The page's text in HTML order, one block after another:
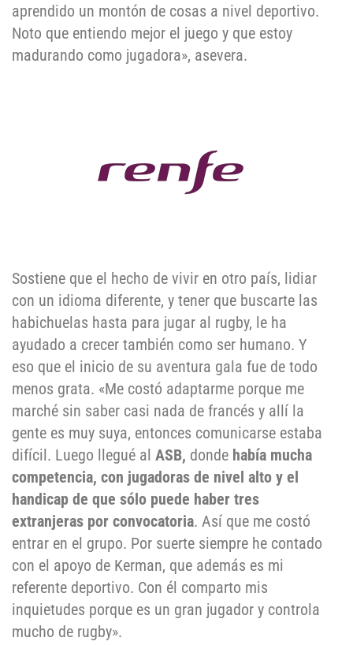
aprendido un montón de cosas a nivel deportivo.
Noto que entiendo mejor el juego y que estoy
madurando como jugadora», asevera.
Sostiene que el hecho de vivir en otro país, lidiar
con un idioma diferente, y tener que buscarte las
habichuelas hasta para jugar al rugby, le ha
ayudado a crecer también como ser humano. Y
eso que el inicio de su aventura gala fue de todo
menos grata. «Me costó adaptarme porque me
marché sin saber casi nada de francés y allí la
gente es muy suya, entonces comunicarse estaba
difícil. Luego llegué al ASB, donde había mucha
competencia, con jugadoras de nivel alto y el
handicap de que sólo puede haber tres
extranjeras por convocatoria. Así que me costó
entrar en el grupo. Por suerte siempre he contado
con el apoyo de Kerman, que además es mi
referente deportivo. Con él comparto mis
inquietudes porque es un gran jugador y controla
mucho de rugby».